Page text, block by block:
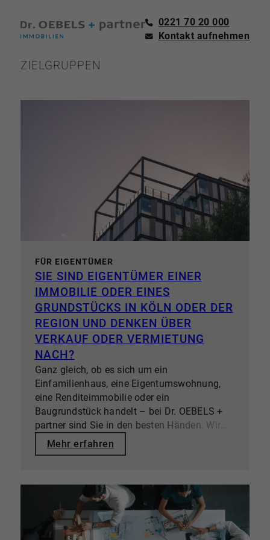
0221 70 20 000
Kontakt aufnehmen
ZIELGRUPPEN
FÜR EIGENTÜMER
SIE SIND EIGENTÜMER EINER
IMMOBILIE ODER EINES
GRUNDSTÜCKS IN KÖLN ODER DER
REGION UND DENKEN ÜBER
VERKAUF ODER VERMIETUNG
NACH?
Ganz gleich, ob es sich um ein
Einfamilienhaus, eine Eigentumswohnung,
eine Renditeimmobilie oder ein
Baugrundstück handelt – bei Dr. OEBELS +
partner sind Sie in den besten Händen. Wir
verstehen, dass Ihre Immobilie nicht nur ein
Objekt, sondern auch ein bedeutender Teil
Erinnerungen. Deshalb kümmern wir uns mit
höchster Sorgfalt und Professionalität um Ihr
Anliegen. Unser Rundum-sorglos-Service
nimmt Ihnen alle Aufgaben ab, die mit dem
Mehr erfahren